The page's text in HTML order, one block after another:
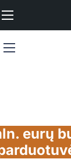
eurų